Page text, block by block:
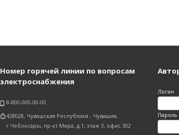
Номер горячей линии по вопросам
электроснабжения
8-800-000-00-00
428028, Чувашская Республика - Чувашия,
г.Чебоксары, пр-кт Мира, д.1, этаж 3, офис 302
Логин
Пароль